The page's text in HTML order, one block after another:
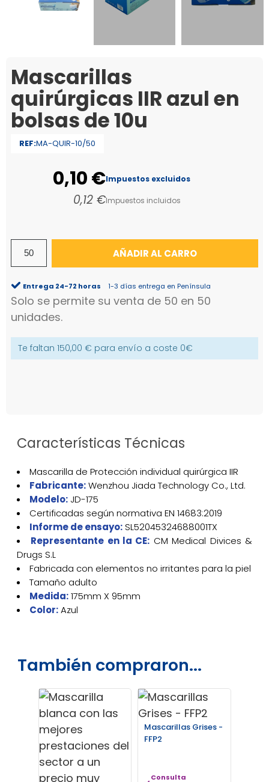
Mascarillas
quirúrgicas IIR azul en
bolsas de 10u
REF:MA-QUIR-10/50
0,10 €Impuestos excluidos
0,12 €Impuestos incluidos
AÑADIR AL CARRO
Entrega 24-72 horas 1-3 días entrega en Península
Solo se permite su venta de 50 en 50
unidades.
Te faltan 150,00 € para envío a coste 0€
Características Técnicas
Mascarilla de Protección individual quirúrgica IIR
Fabricante:Wenzhou Jiada Technology Co., Ltd.
Modelo: JD-175
Certificadas según normativa EN 14683:2019
Informe de ensayo:SL52045324688001TX
Representante en la CE: CM Medical Divices &
Drugs S.L
Fabricada con elementos no irritantes para la piel
Tamaño adulto
Medida:175mm X 95mm
Color:Azul
También compraron...
Mascarillas Grises -
FFP2
Consulta